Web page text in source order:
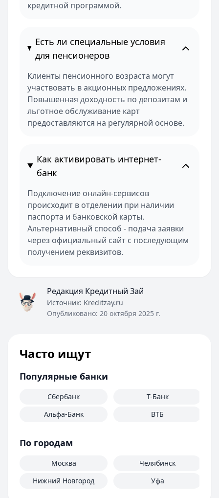
кредитной программой.
Есть ли специальные условия
для пенсионеров
Клиенты пенсионного возраста могут
участвовать в акционных предложениях.
Повышенная доходность по депозитам и
льготное обслуживание карт
предоставляются на регулярной основе.
Как активировать интернет-
банк
Подключение онлайн-сервисов
происходит в отделении при наличии
паспорта и банковской карты.
Альтернативный способ - подача заявки
через официальный сайт с последующим
получением реквизитов.
Редакция Кредитный Зай
Источник: Kreditzay.ru
Опубликовано: 20 октября 2025 г.
Часто ищут
Популярные банки
Сбербанк
Альфа-Банк
Т-Банк
ВТБ
По городам
Москва
Нижний Новгород
Челябинск
Уфа